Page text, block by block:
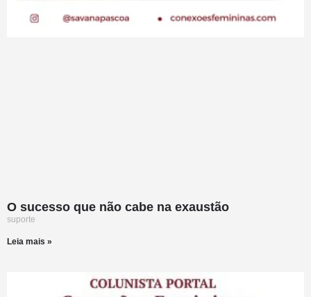
O sucesso que não cabe na exaustão
suporte
Leia mais »